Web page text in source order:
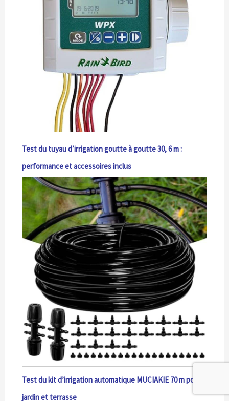
Test du tuyau d’irrigation goutte à goutte 30, 6 m :
performance et accessoires inclus
Test du kit d’irrigation automatique MUCIAKIE 70 m pour
jardin et terrasse